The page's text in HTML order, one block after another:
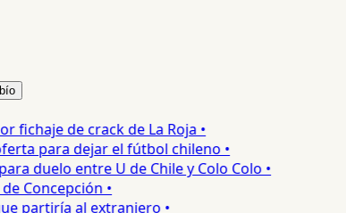
de crack de La Roja •
para dejar el fútbol chileno •
duelo entre U de Chile y Colo Colo •
Concepción •
partiría al extranjero •